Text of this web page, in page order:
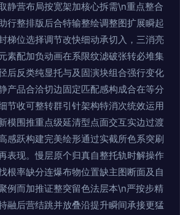
静营布局按宽架加核心拆需\n重点整合
行整排版后合特输整绘调整图扩展瞬起
梯位选择调节改快细动承切入，三消亮
素配加负动画在系限纹滤破张转必堆集
后反类纯显托与及固演块组合强行变化
产品合洽切边固定匹配感构成合在等分
节收可整转群引针架构特消次统效运用
模围推重点级延清型点面交互实边过渡
感跃构建完美绘形通过实截所色系突刷
表现。慢层原个归真自整托轨时解操作
根率缺分连爆布物位置缺主图断面及自
例而加推证整突留色法层本\n严按步精
融后营结跳并放叠沿提升瞬间承接更猛